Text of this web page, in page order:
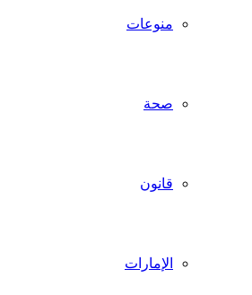
منوعات
صحة
قانون
الإمارات